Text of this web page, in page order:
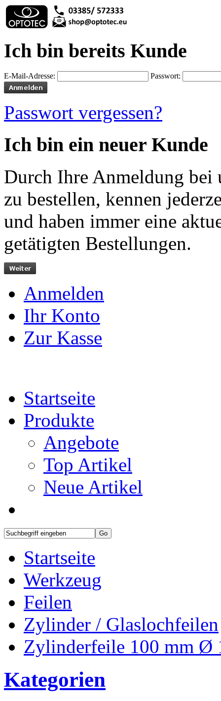
Ich bin bereits Kunde
E-Mail-Adresse: Passwort:
Passwort vergessen?
Ich bin ein neuer Kunde
Durch Ihre Anmeldung bei
zu bestellen, kennen
und haben immer eine
getätigten Bestellungen.
Anmelden
Ihr Konto
Zur Kasse
Startseite
Produkte
Angebote
Top Artikel
Neue Artikel
Startseite
Werkzeug
Feilen
Zylinder / Glaslochfeilen
Zylinderfeile 100 mm Ø
Kategorien